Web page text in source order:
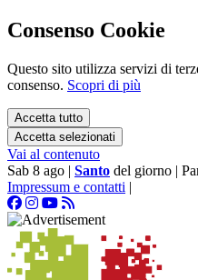
Consenso Cookie
Questo sito utilizza servizi di
consenso. Scopri di più
Accetta tutto
Accetta selezionati
Vai al contenuto
Sab 8 ago | Santo del giorno |
Impressum e contatti |